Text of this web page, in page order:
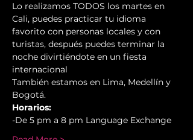
Lo realizamos TODOS los martes en
Cali, puedes practicar tu idioma
favorito con personas locales y con
turistas, después puedes terminar la
noche divirtiéndote en un fiesta
internacional
También estamos en Lima, Medellín y
Bogotá.
Horarios:
-De 5 pm a 8 pm Language Exchange